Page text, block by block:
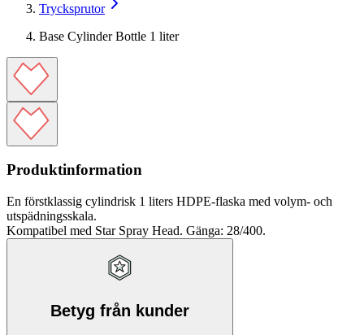
Trycksprutor
Base Cylinder Bottle 1 liter
Produktinformation
En förstklassig cylindrisk 1 liters HDPE-flaska med volym- och
utspädningsskala.
Kompatibel med Star Spray Head. Gänga: 28/400.
Betyg från kunder